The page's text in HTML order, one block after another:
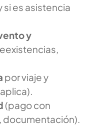
si es asistencia
y
por viaje y
(pago con